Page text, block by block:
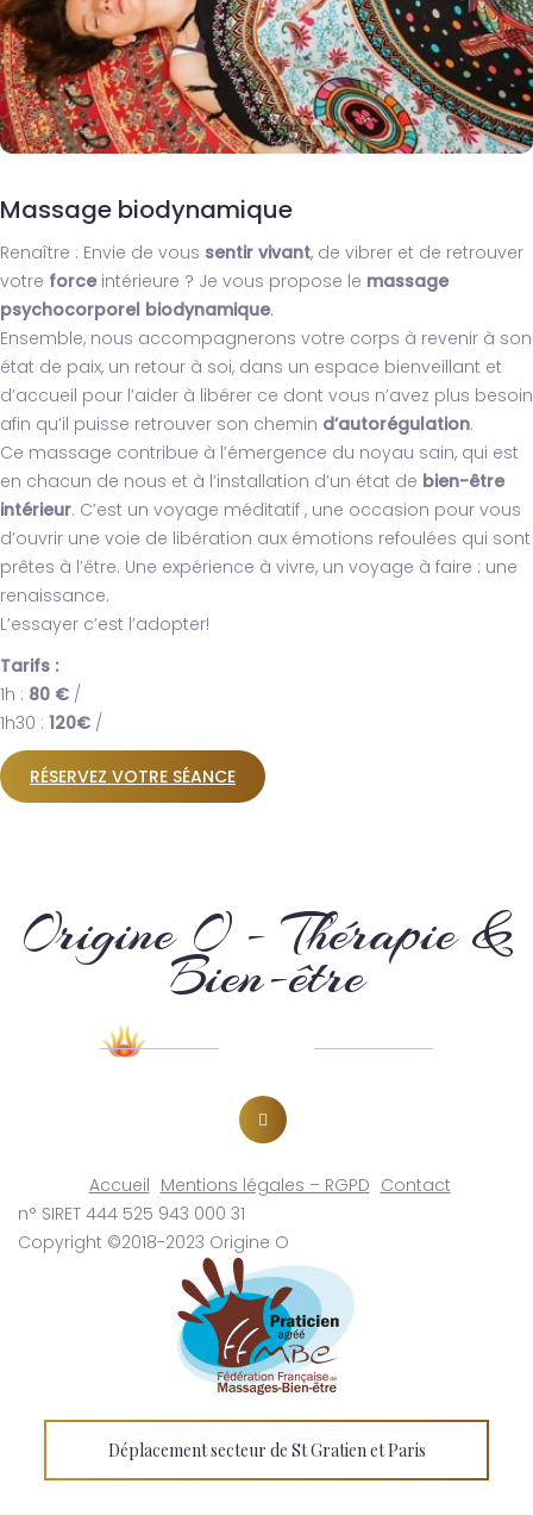
Massage biodynamique
Renaître : Envie de vous sentir vivant, de vibrer et de retrouver
votre force intérieure ? Je vous propose le massage
psychocorporel biodynamique.
Ensemble, nous accompagnerons votre corps à revenir à son
état de paix, un retour à soi, dans un espace bienveillant et
d’accueil pour l’aider à libérer ce dont vous n’avez plus besoin
afin qu’il puisse retrouver son chemin d’autorégulation.
Ce massage contribue à l’émergence du noyau sain, qui est
en chacun de nous et à l’installation d’un état de bien-être
intérieur. C’est un voyage méditatif , une occasion pour vous
d’ouvrir une voie de libération aux émotions refoulées qui sont
prêtes à l’être. Une expérience à vivre, un voyage à faire : une
renaissance.
L’essayer c’est l’adopter!
Tarifs :
1h : 80 € /
1h30 : 120€ /
RÉSERVEZ VOTRE SÉANCE
Origine O - Thérapie &
Bien-être
Accueil Mentions légales – RGPD Contact
n° SIRET 444 525 943 000 31
Copyright ©2018-2023 Origine O
Déplacement secteur de St Gratien et Paris